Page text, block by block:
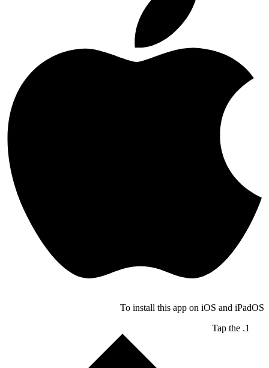
To install this app on iOS and iPadOS
Tap the